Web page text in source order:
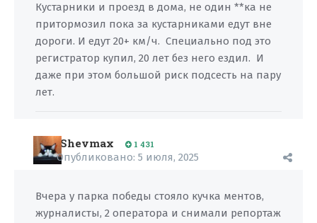
Кустарники и проезд в дома, не один **ка не
притормозил пока за кустарниками едут вне
дороги. И едут 20+ км/ч. Специально под это
регистратор купил, 20 лет без него ездил. И
даже при этом большой риск подсесть на пару
лет.
Shevmax 1 431
Опубликовано: 5 июля, 2025
Вчера у парка победы стояло кучка ментов,
журналисты, 2 оператора и снимали репортаж